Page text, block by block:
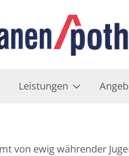
Leistungen
von ewig währender